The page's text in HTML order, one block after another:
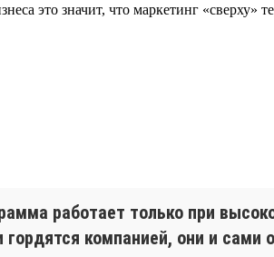
это значит, что маркетинг «сверху»
работает только при
компанией, они и сами